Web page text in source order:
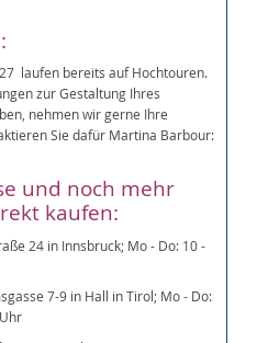
laufen bereits auf Hochtouren.
zur Gestaltung Ihres
nehmen wir gerne Ihre
Sie dafür Martina Barbour:
und noch mehr
kaufen:
24 in Innsbruck; Mo - Do: 10 -
7-9 in Hall in Tirol; Mo - Do: